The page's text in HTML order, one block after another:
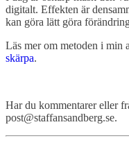
digitalt. Effekten är
kan göra lätt göra
Läs mer om metoden i min
skärpa.
Har du kommentarer eller
post@staffansandberg.se.